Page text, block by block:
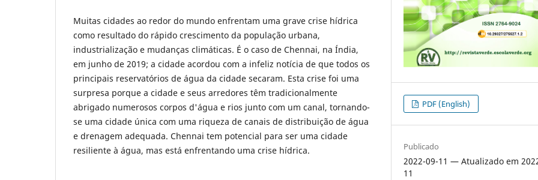
Muitas cidades ao redor do mundo enfrentam uma grave crise hídrica
como resultado do rápido crescimento da população urbana,
industrialização e mudanças climáticas. É o caso de Chennai, na Índia,
em junho de 2019; a cidade acordou com a infeliz notícia de que todos os
principais reservatórios de água da cidade secaram. Esta crise foi uma
surpresa porque a cidade e seus arredores têm tradicionalmente
abrigado numerosos corpos d'água e rios junto com um canal, tornando-
se uma cidade única com uma riqueza de canais de distribuição de água
e drenagem adequada. Chennai tem potencial para ser uma cidade
resiliente à água, mas está enfrentando uma crise hídrica.
PDF (English)
Publicado
2022-09-11 — Atualizado em
11